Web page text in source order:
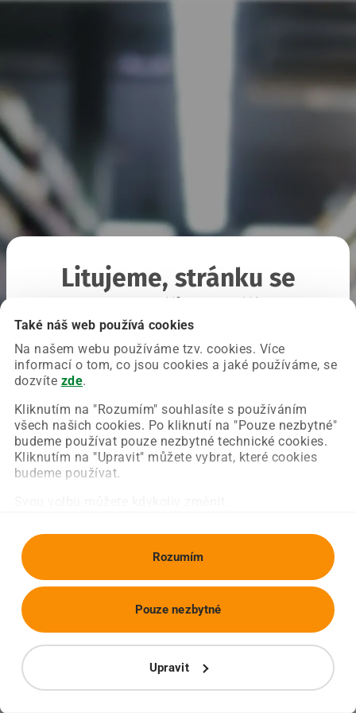
Také náš web používá cookies
Na našem webu používáme tzv. cookies. Více
informací o tom, co jsou cookies a jaké používáme, se
dozvíte zde.
Kliknutím na "Rozumím" souhlasíte s používáním
všech našich cookies. Po kliknutí na "Pouze nezbytné"
budeme používat pouze nezbytné technické cookies.
Kliknutím na "Upravit" můžete vybrat, které cookies
budeme používat.
Rozumím
Upravit
Pouze nezbytné
Litujeme, stránku se
Chyba nastala na naší straně a už ji opravujeme.
Zkuste prosím znovu načíst požadovanou stránku.
Obnovit stránku Úvodní strana